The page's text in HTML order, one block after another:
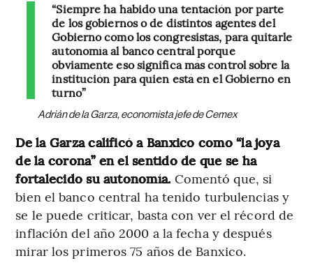
“Siempre ha habido una tentación por parte
de los gobiernos o de distintos agentes del
Gobierno como los congresistas, para quitarle
autonomía al banco central porque
obviamente eso significa más control sobre la
institución para quien está en el Gobierno en
turno”
Adrián de la Garza, economista jefe de Cemex
De la Garza calificó a Banxico como “la joya
de la corona” en el sentido de que se ha
fortalecido su autonomía. Comentó que, si
bien el banco central ha tenido turbulencias y
se le puede criticar, basta con ver el récord de
inflación del año 2000 a la fecha y después
mirar los primeros 75 años de Banxico.